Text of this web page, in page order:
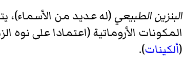
البنزين الطبيعي (له عديد من الأسماء)،
المكونات الأروماتية (اعتمادا على نوه
(ألكينات).